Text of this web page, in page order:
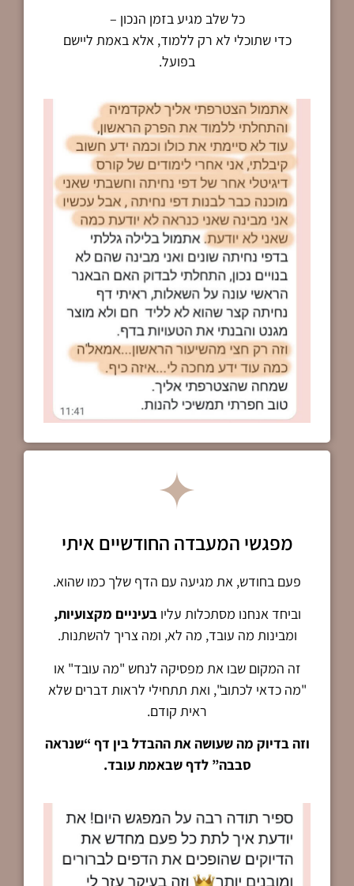
כל שלב מגיע בזמן הנכון –
כדי שתוכלי לא רק ללמוד, אלא באמת ליישם
בפועל.
מפגשי המעבדה החודשיים איתי
פעם בחודש, את מגיעה עם הדף שלך כמו שהוא.
וביחד אנחנו מסתכלות עליובעיניים מקצועיות,
ומבינות מה עובד, מה לא, ומה צריך להשתנות.
זה המקום שבו את מפסיקה לנחש "מה עובד" או
"מה כדאי לכתוב", ואת תתחילי לראות דברים שלא
ראית קודם.
וזה בדיוק מה שעושה את ההבדל בין דף “שנראה
סבבה” לדף שבאמת עובד.